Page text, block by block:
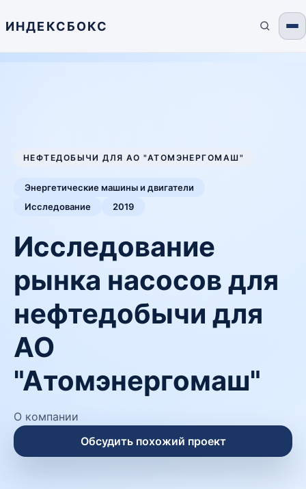
ИНДЕКСБОКС
НЕФТЕДОБЫЧИ ДЛЯ АО "АТОМЭНЕРГОМАШ"
Энергетические машины и двигатели
Исследование
2019
Исследование
рынка насосов для
нефтедобычи для
АО
"Атомэнергомаш"
О компании
Обсудить похожий проект